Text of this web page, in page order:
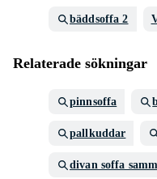
bäddsoffa 2
Relaterade sökningar
pinnsoffa
pallkuddar
divan soffa